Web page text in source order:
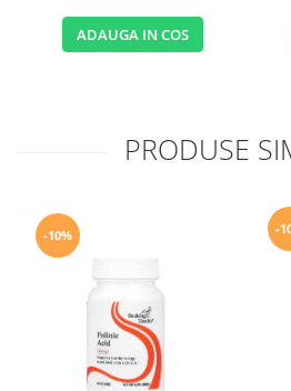
ADAUGA IN COS
PRODUSE
-10% -